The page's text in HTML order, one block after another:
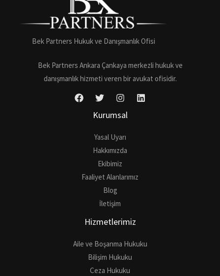
Bek Partners Hukuk ve Danışmanlık Ofisi
Bek Partners Ankara Çankaya merkezli hukuk ve
danışmanlık hizmeti veren bir avukat ofisidir.
Kurumsal
Yasal Uyarı
Hakkımızda
Ekibimiz
Faaliyet Alanlarımız
Blog
İletişim
Hizmetlerimiz
Aile ve Boşanma Hukuku
Bilişim Hukuku
Ceza Hukuku